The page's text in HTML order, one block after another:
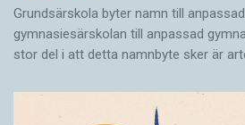
Grundsärskola byter namn till
gymnasiesärskolan till anpassad
stor del i att detta namnbyte sker är